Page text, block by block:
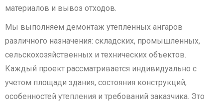
материалов и вывоз отходов.
Мы выполняем демонтаж утепленных ангаров
различного назначения: складских, промышленных,
сельскохозяйственных и технических объектов.
Каждый проект рассматривается индивидуально с
учетом площади здания, состояния конструкций,
особенностей утепления и требований заказчика. Это